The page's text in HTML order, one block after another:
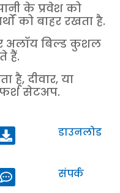
के प्रवेश को
को बाहर रखता है.
अलॉय बिल्ड कुशल
हैं.
है, दीवार, या
सेटअप.
डाउनलोड
संपर्क